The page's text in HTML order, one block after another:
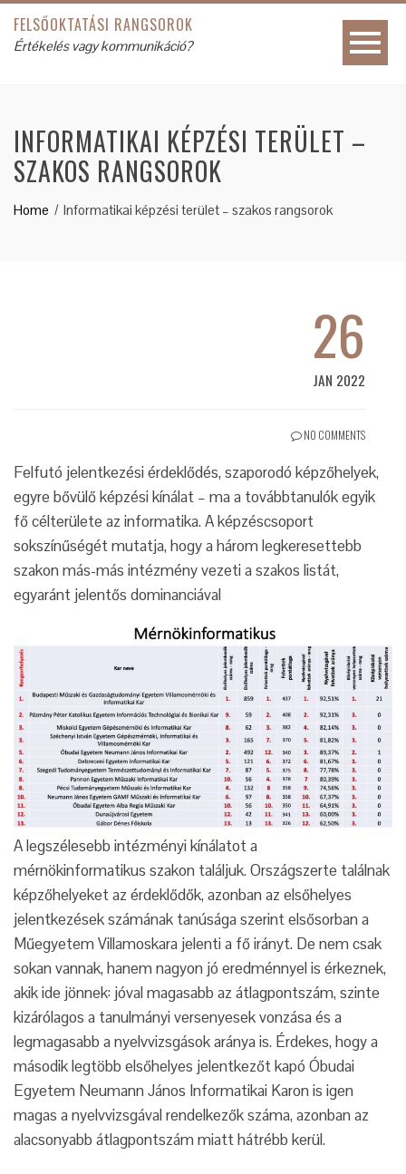
FELSŐOKTATÁSI RANGSOROK
Értékelés vagy kommunikáció?
INFORMATIKAI KÉPZÉSI TERÜLET –
SZAKOS RANGSOROK
Home Informatikai képzési terület – szakos rangsorok
26
JAN 2022
NO COMMENTS
Felfutó jelentkezési érdeklődés, szaporodó képzőhelyek,
egyre bővülő képzési kínálat – ma a továbbtanulók egyik
fő célterülete az informatika. A képzéscsoport
sokszínűségét mutatja, hogy a három legkeresettebb
szakon más-más intézmény vezeti a szakos listát,
egyaránt jelentős dominanciával
A legszélesebb intézményi kínálatot a
mérnökinformatikus szakon találjuk. Országszerte találnak
képzőhelyeket az érdeklődők, azonban az elsőhelyes
jelentkezések számának tanúsága szerint elsősorban a
Műegyetem Villamoskara jelenti a fő irányt. De nem csak
sokan vannak, hanem nagyon jó eredménnyel is érkeznek,
akik ide jönnek: jóval magasabb az átlagpontszám, szinte
kizárólagos a tanulmányi versenyesek vonzása és a
legmagasabb a nyelvvizsgások aránya is. Érdekes, hogy a
második legtöbb elsőhelyes jelentkezőt kapó Óbudai
Egyetem Neumann János Informatikai Karon is igen
magas a nyelvvizsgával rendelkezők száma, azonban az
alacsonyabb átlagpontszám miatt hátrébb kerül.